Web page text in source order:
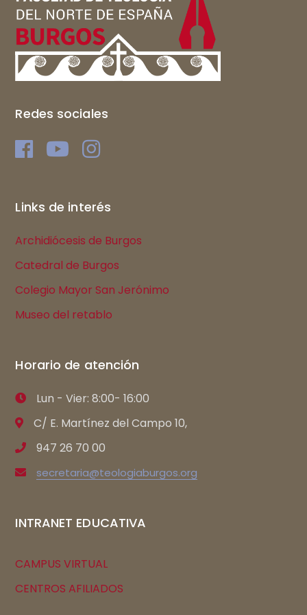
Redes sociales
Links de interés
Archidiócesis de Burgos
Catedral de Burgos
Colegio Mayor San Jerónimo
Museo del retablo
Horario de atención
Lun - Vier: 8:00- 16:00
C/ E. Martínez del Campo 10,
947 26 70 00
secretaria@teologiaburgos.org
INTRANET EDUCATIVA
CAMPUS VIRTUAL
CENTROS AFILIADOS